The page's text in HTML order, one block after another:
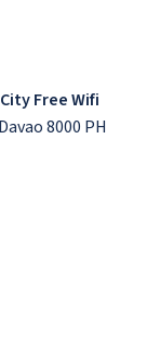
Free Wifi
8000 PH